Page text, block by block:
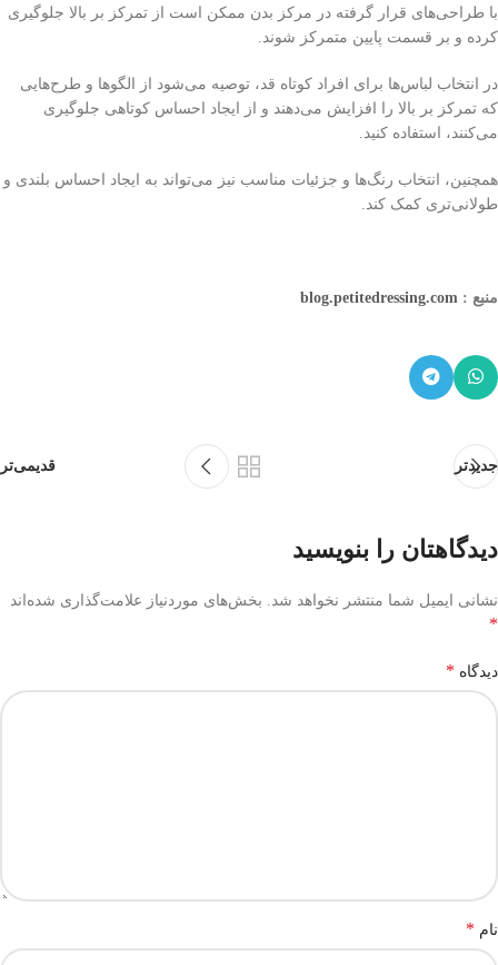
با طراحی‌های قرار گرفته در مرکز بدن ممکن است از تمرکز بر بالا جلوگیری
کرده و بر قسمت پایین متمرکز شوند.
در انتخاب لباس‌ها برای افراد کوتاه قد، توصیه می‌شود از الگوها و طرح‌هایی
که تمرکز بر بالا را افزایش می‌دهند و از ایجاد احساس کوتاهی جلوگیری
می‌کنند، استفاده کنید.
همچنین، انتخاب رنگ‌ها و جزئیات مناسب نیز می‌تواند به ایجاد احساس بلندی و
طولانی‌تری کمک کند.
منبع : blog.petitedressing.com
جدیدتر قدیمی‌تر
دیدگاهتان را بنویسید
نشانی ایمیل شما منتشر نخواهد شد. بخش‌های موردنیاز علامت‌گذاری شده‌اند
*
دیدگاه *
نام *